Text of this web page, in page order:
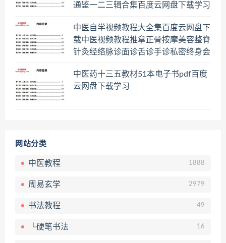
通鉴一二三辑合集百度云网盘下载学习
中医自学视频教程大全集百度云网盘下
载中医视频教程推拿正骨按摩美容整脊
针灸经络脉诊面诊舌诊手诊私密终身会
中医药十三五教材51本电子书pdf百度
云网盘下载学习
网站分类
中医教程 1888
周易玄学 2979
书法教程 49
└硬笔书法 16